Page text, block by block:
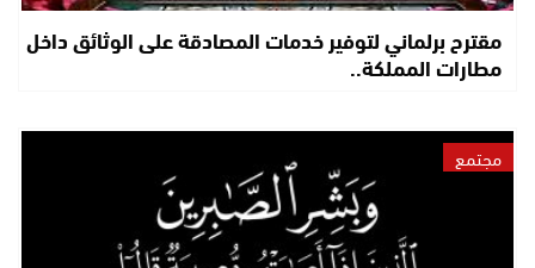
مقترح برلماني لتوفير خدمات المصادقة على الوثائق داخل
مطارات المملكة..
مجتمع